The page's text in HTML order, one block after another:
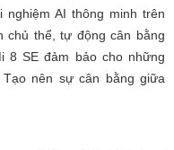
AI thông minh trên
chủ thể, tự động cân bằng
8 SE đảm bảo cho những
nên sự cân bằng giữa